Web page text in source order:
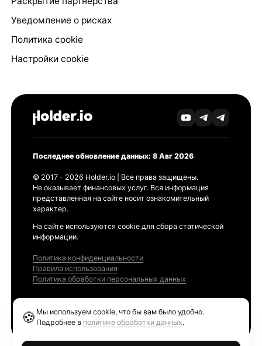
Уведомление о рисках
Политика cookie
Настройки cookie
Последнее обновление данных: 8 Авг 2026
© 2017 - 2026 Holder.io | Все права защищены.
Не оказывает финансовых услуг. Вся информация
представленная на сайте носит ознакомительный
характер.
На сайте используются cookie для сбора статической
информации.
Политика конфиденциальности
Правила использования
Политика обработки персональных данных
🍪 Мы используем cookie, что бы вам было удобно.
Подробнее в политике обработки данных.
Ethereum GAS Tracker